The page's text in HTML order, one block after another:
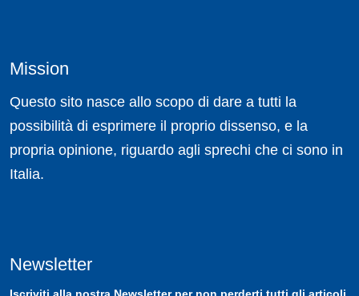
Mission
Questo sito nasce allo scopo di dare a tutti la
possibilità di esprimere il proprio dissenso, e la
propria opinione, riguardo agli sprechi che ci sono in
Italia.
Newsletter